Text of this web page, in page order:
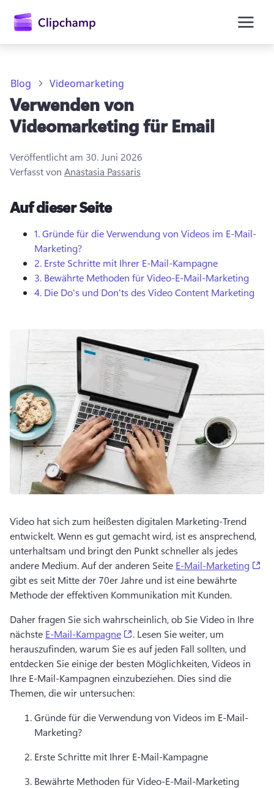
Anmelden
Blog Videomarketing
Verwenden von
Videomarketing für Email
Veröffentlicht am 30. Juni 2026
Verfasst von Anastasia Passaris
Auf dieser Seite
1.Gründe für die Verwendung von Videos im E-Mail-
Marketing?
2. Erste Schritte mit Ihrer E-Mail-Kampagne
3. Bewährte Methoden für Video-E-Mail-Marketing
4. Die Do's und Don'ts des Video Content Marketing
Video hat sich zum heißesten digitalen Marketing-Trend
entwickelt. Wenn es gut gemacht wird, ist es ansprechend,
unterhaltsam und bringt den Punkt schneller als jedes
andere Medium. Auf der anderen Seite E-Mail-Marketing
gibt es seit Mitte der 70er Jahre und ist eine bewährte
Methode der effektiven Kommunikation mit Kunden.
Daher fragen Sie sich wahrscheinlich, ob Sie Video in Ihre
nächste E-Mail-Kampagne (opens in a new tab)
. Lesen Sie weiter, um
herauszufinden, warum Sie es auf jeden Fall sollten, und
entdecken Sie einige der besten Möglichkeiten, Videos in
Ihre E-Mail-Kampagnen einzubeziehen. Dies sind die
Themen, die wir untersuchen:
Gründe für die Verwendung von Videos im E-Mail-
Marketing?
Erste Schritte mit Ihrer E-Mail-Kampagne
Bewährte Methoden für Video-E-Mail-Marketing